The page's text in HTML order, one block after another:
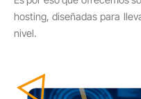
hosting,diseñadas para
nivel.